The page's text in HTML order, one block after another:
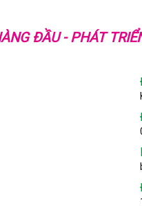
ĐẦU - PHÁT